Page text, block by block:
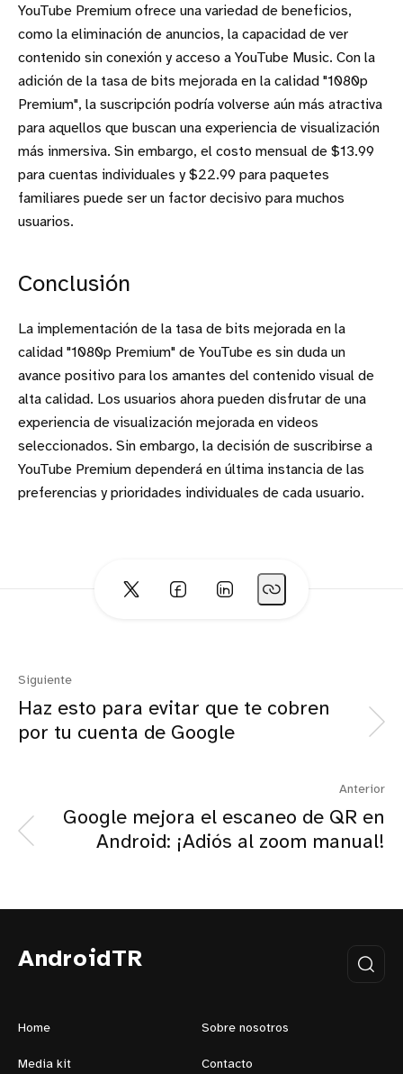
YouTube Premium ofrece una variedad de beneficios,
como la eliminación de anuncios, la capacidad de ver
contenido sin conexión y acceso a YouTube Music. Con la
adición de la tasa de bits mejorada en la calidad "1080p
Premium", la suscripción podría volverse aún más atractiva
para aquellos que buscan una experiencia de visualización
más inmersiva. Sin embargo, el costo mensual de $13.99
para cuentas individuales y $22.99 para paquetes
familiares puede ser un factor decisivo para muchos
usuarios.
Conclusión
La implementación de la tasa de bits mejorada en la
calidad "1080p Premium" de YouTube es sin duda un
avance positivo para los amantes del contenido visual de
alta calidad. Los usuarios ahora pueden disfrutar de una
experiencia de visualización mejorada en videos
seleccionados. Sin embargo, la decisión de suscribirse a
YouTube Premium dependerá en última instancia de las
preferencias y prioridades individuales de cada usuario.
Siguiente
Haz esto para evitar que te cobren
por tu cuenta de Google
Anterior
Google mejora el escaneo de QR en
Android: ¡Adiós al zoom manual!
AndroidTR
Home Sobre nosotros
Media kit Contacto